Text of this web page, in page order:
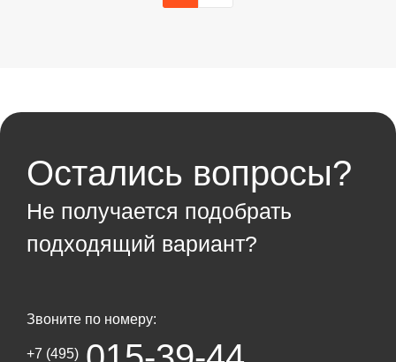
Остались вопросы?
Не получается подобрать
подходящий вариант?
Звоните по номеру:
+7 (495)